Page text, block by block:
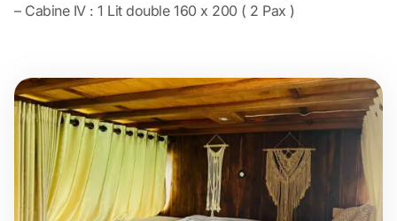
– Cabine IV : 1 Lit double 160 x 200 ( 2 Pax )